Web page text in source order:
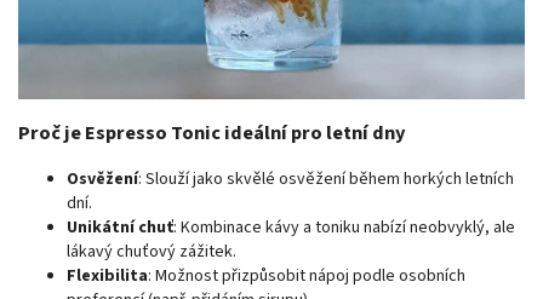
Proč je Espresso Tonic ideální pro letní dny
Osvěžení: Slouží jako skvělé osvěžení během horkých letních
dní.
Unikátní chuť: Kombinace kávy a toniku nabízí neobvyklý, ale
lákavý chuťový zážitek.
Flexibilita: Možnost přizpůsobit nápoj podle osobních